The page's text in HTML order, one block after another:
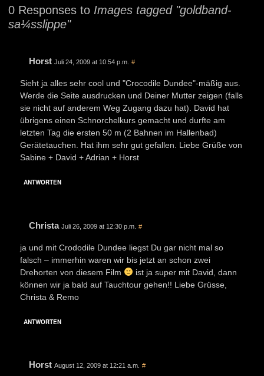
0 Responses to Images tagged "goldband-
sa¼sslippe"
Horst Juli 24, 2009 at 10:54 p.m. #
Sieht ja alles sehr cool und "Crocodile Dundee"-mäßig aus.
Werde die Seite ausdrucken und Deiner Mutter zeigen (falls
sie nicht auf anderem Weg Zugang dazu hat). David hat
übrigens einen Schnorchelkurs gemacht und durfte am
letzten Tag die ersten 50 m (2 Bahnen im Hallenbad)
Gerätetauchen. Hat ihm sehr gut gefallen. Liebe Grüße von
Sabine + David + Adrian + Horst
ANTWORTEN
Christa Juli 26, 2009 at 12:30 p.m. #
ja und mit Crododile Dundee liegst Du gar nicht mal so
falsch – immerhin waren wir bis jetzt an schon zwei
Drehorten von diesem Film
ist ja super mit David, dann
können wir ja bald auf Tauchtour gehen!! Liebe Grüsse,
Christa & Remo
ANTWORTEN
Horst August 12, 2009 at 12:21 a.m. #